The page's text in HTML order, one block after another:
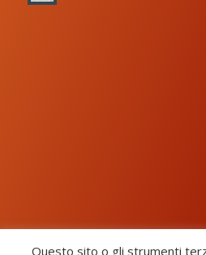
Questo sito o gli strumenti